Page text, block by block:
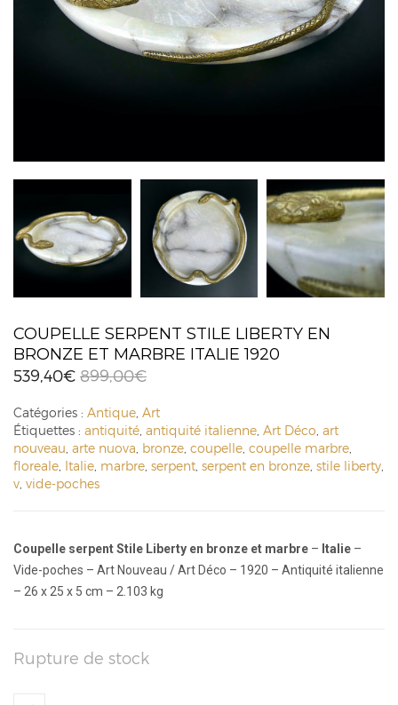
COUPELLE SERPENT STILE LIBERTY EN
BRONZE ET MARBRE ITALIE 1920
899,00€
539,40€
Catégories : Antique Art
Étiquettes : antiquité antiquité italienne Art Déco art
nouveau arte nuova bronze coupelle coupelle marbre
floreale Italie marbre serpent serpent en bronze stile liberty
v vide-poches
Coupelle serpent Stile Liberty en bronze et marbre – Italie –
Vide-poches – Art Nouveau / Art Déco – 1920 – Antiquité italienne
– 26 x 25 x 5 cm – 2.103 kg
Rupture de stock